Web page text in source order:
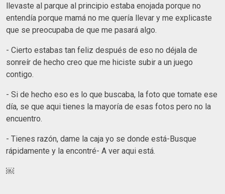
llevaste al parque al principio estaba enojada porque no
entendía porque mamá no me quería llevar y me explicaste
que se preocupaba de que me pasará algo.
- Cierto estabas tan feliz después de eso no déjala de
sonreír de hecho creo que me hiciste subir a un juego
contigo.
- Si de hecho eso es lo que buscaba, la foto que tomate ese
día, se que aqui tienes la mayoría de esas fotos pero no la
encuentro.
- Tienes razón, dame la caja yo se donde está-Busque
rápidamente y la encontré- A ver aqui está.
￼